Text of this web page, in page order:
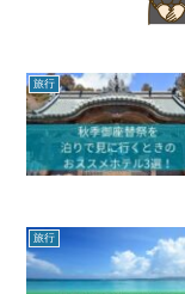
旅行
旅行